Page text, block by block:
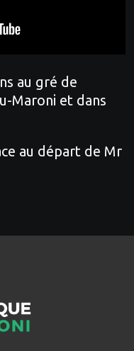
au gré de
Maroni et dans
au départ de Mr